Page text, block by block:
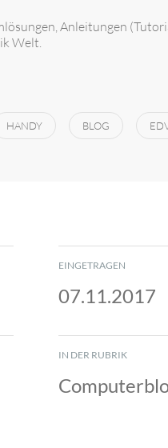
Anleitungen
Welt.
HANDY BLOG
EINGETRAGEN
07.11.2017
IN DER RUBRIK